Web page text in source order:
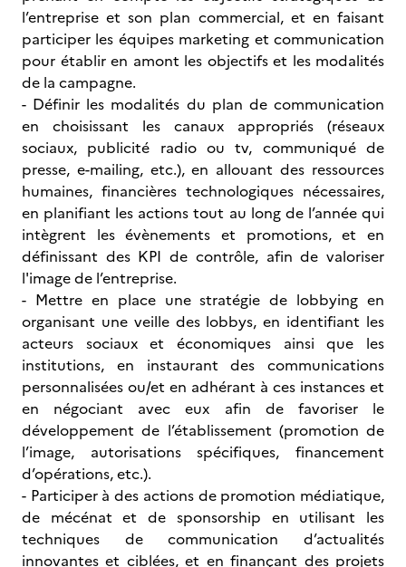
l’entreprise et son plan commercial, et en faisant
participer les équipes marketing et communication
pour établir en amont les objectifs et les modalités
de la campagne.
- Définir les modalités du plan de communication
en choisissant les canaux appropriés (réseaux
sociaux, publicité radio ou tv, communiqué de
presse, e-mailing, etc.), en allouant des ressources
humaines, financières technologiques nécessaires,
en planifiant les actions tout au long de l’année qui
intègrent les évènements et promotions, et en
définissant des KPI de contrôle, afin de valoriser
l'image de l’entreprise.
- Mettre en place une stratégie de lobbying en
organisant une veille des lobbys, en identifiant les
acteurs sociaux et économiques ainsi que les
institutions, en instaurant des communications
personnalisées ou/et en adhérant à ces instances et
en négociant avec eux afin de favoriser le
développement de l’établissement (promotion de
l’image, autorisations spécifiques, financement
d’opérations, etc.).
- Participer à des actions de promotion médiatique,
de mécénat et de sponsorship en utilisant les
techniques de communication d’actualités
innovantes et ciblées, et en finançant des projets